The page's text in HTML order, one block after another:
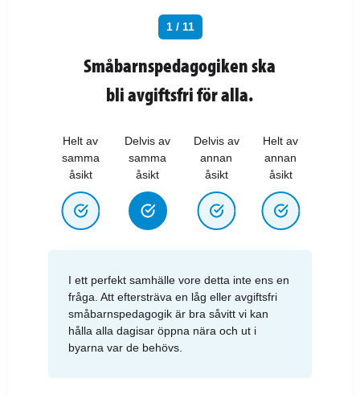
1 / 11
Småbarnspedagogiken ska
bli avgiftsfri för alla.
Helt av
samma
åsikt
Delvis av
samma
åsikt
Delvis av
annan
åsikt
Helt av
annan
åsikt
I ett perfekt samhälle vore detta inte ens en
fråga. Att eftersträva en låg eller avgiftsfri
småbarnspedagogik är bra såvitt vi kan
hålla alla dagisar öppna nära och ut i
byarna var de behövs.